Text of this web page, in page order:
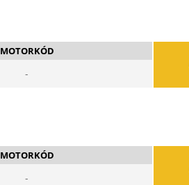
MOTORKÓD
-
MOTORKÓD
-